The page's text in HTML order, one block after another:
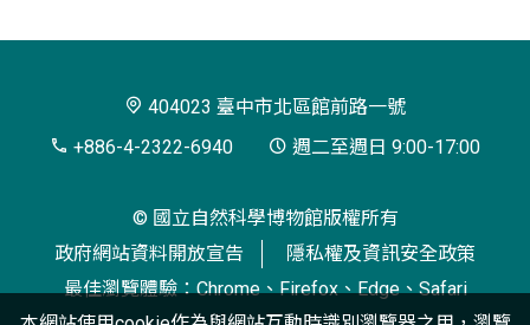
博
閱
404023 臺中市北區館前路一號
+886-4-2322-6940
週二至週日 9:00-17:00
© 國立自然科學博物館版權所有
政府網站資料開放宣告
隱私權及資訊安全政策
最佳瀏覽體驗：Chrome、Firefox、Edge、Safari